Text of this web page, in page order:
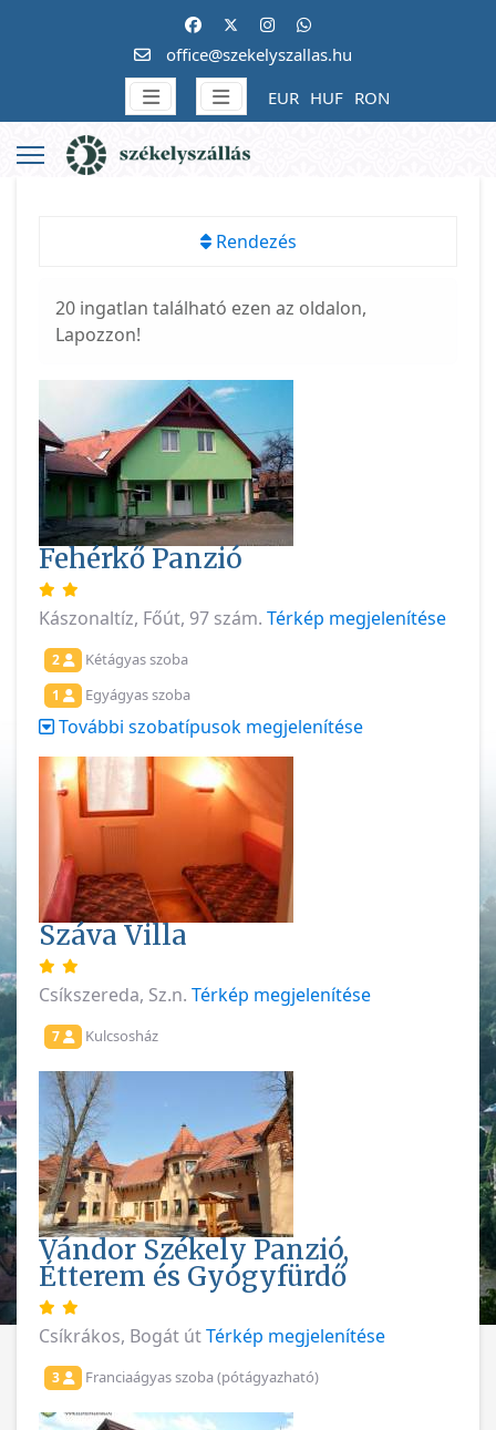
office@szekelyszallas.hu
EUR HUF RON
Rendezés
20 ingatlan található ezen az oldalon,
Lapozzon!
Fehérkő Panzió
Kászonaltíz, Főút, 97 szám. Térkép megjelenítése
2 Kétágyas szoba
1 Egyágyas szoba
További szobatípusok megjelenítése
Száva Villa
Csíkszereda, Sz.n. Térkép megjelenítése
7 Kulcsosház
Vándor Székely Panzió,
Étterem és Gyógyfürdő
Csíkrákos, Bogát útTérkép megjelenítése
3 Franciaágyas szoba (pótágyazható)